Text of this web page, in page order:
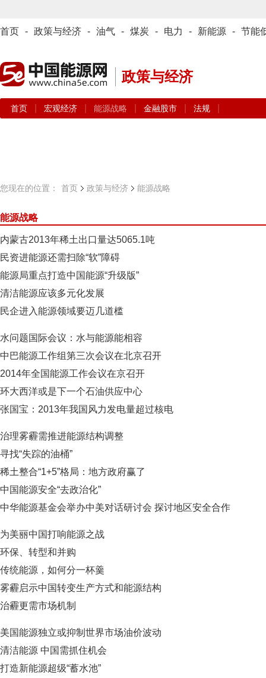
首页 - 政策与经济 - 油气 - 煤炭 - 电力 - 新能源 - 节能
政策与经济
首页 宏观经济 能源战略 金融股市 法规
您现在的位置： 首页 政策与经济 能源战略
能源战略
内蒙古2013年稀土出口量达5065.1吨
民资进能源还需扫除“软”障碍
能源局重点打造中国能源“升级版”
清洁能源应该多元化发展
民企进入能源领域要迈几道槛
水问题国际会议：水与能源能相容
中巴能源工作组第三次会议在北京召开
2014年全国能源工作会议在京召开
环大西洋或是下一个石油供应中心
张国宝：2013年我国风力发电量超过核电
治理雾霾需推进能源结构调整
寻找“失踪的油桶”
稀土整合“1+5”格局：地方政府赢了
中国能源安全“去政治化”
中华能源基金会举办中美对话研讨会 探讨地区安全合作
为美丽中国打响能源之战
环保、转型和并购
传统能源，如何分一杯羹
雾霾启示中国转变生产方式和能源结构
治霾更需市场机制
美国能源独立或抑制世界市场油价波动
清洁能源 中国需抓住机会
打造新能源超级“蓄水池”